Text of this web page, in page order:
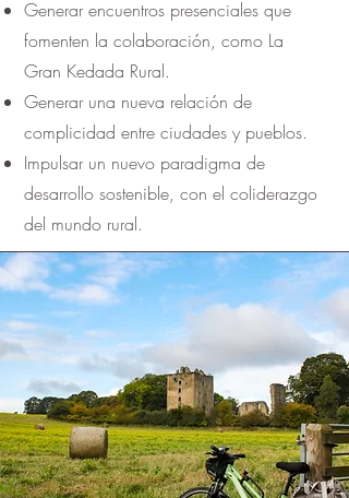
Generar encuentros presenciales que
fomenten la colaboración, como La
Gran Kedada Rural.
Generar una nueva relación de
complicidad entre ciudades y pueblos.
Impulsar un nuevo paradigma de
desarrollo sostenible, con el coliderazgo
del mundo rural.